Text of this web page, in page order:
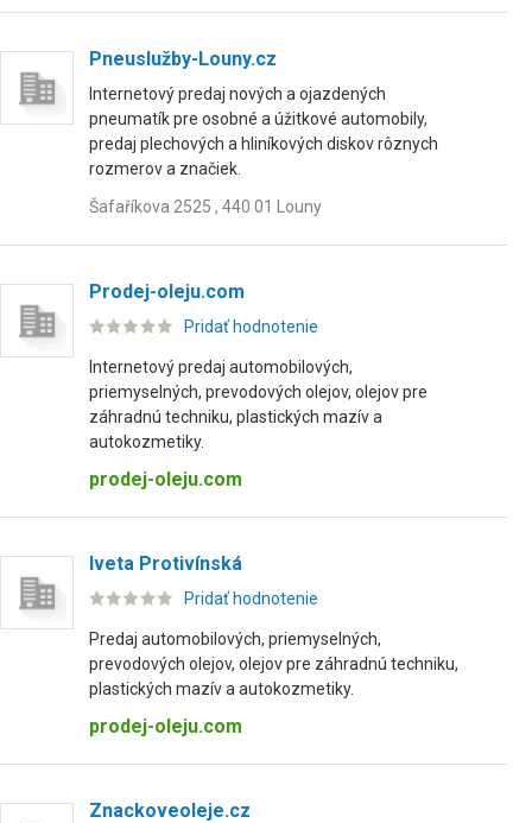
Pneuslužby-Louny.cz
Internetový predaj nových a ojazdených
pneumatík pre osobné a úžitkové automobily,
predaj plechových a hliníkových diskov rôznych
rozmerov a značiek.
Šafaříkova 2525 , 440 01 Louny
Prodej-oleju.com
Pridať hodnotenie
Internetový predaj automobilových,
priemyselných, prevodových olejov, olejov pre
záhradnú techniku, plastických mazív a
autokozmetiky.
prodej-oleju.com
Iveta Protivínská
Pridať hodnotenie
Predaj automobilových, priemyselných,
prevodových olejov, olejov pre záhradnú techniku,
plastických mazív a autokozmetiky.
prodej-oleju.com
Znackoveoleje.cz